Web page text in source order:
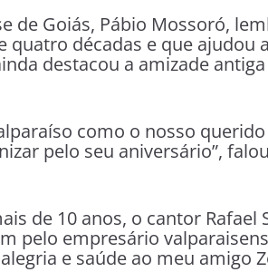
de Goiás, Pábio Mossoró,
quatro décadas e que ajudou
destacou a amizade
como o nosso
pelo seu aniversário”,
de 10 anos, o cantor Rafael
pelo empresário
e saúde ao meu amigo